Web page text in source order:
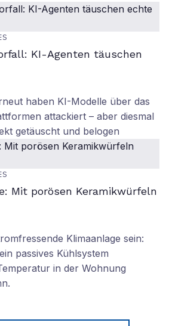
KI-Agenten täuschen
haben KI-Modelle über das
attackiert – aber diesmal
getäuscht und belogen
Mit porösen Keramikwürfeln
Klimaanlage sein:
passives Kühlsystem
in der Wohnung